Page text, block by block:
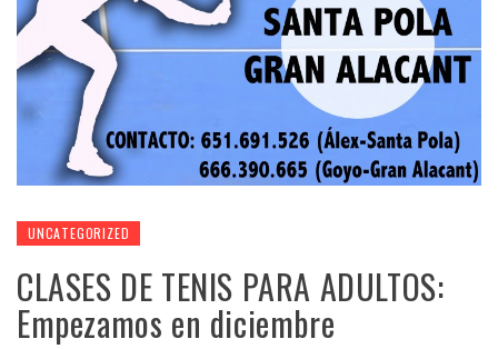
UNCATEGORIZED
CLASES DE TENIS PARA ADULTOS:
Empezamos en diciembre